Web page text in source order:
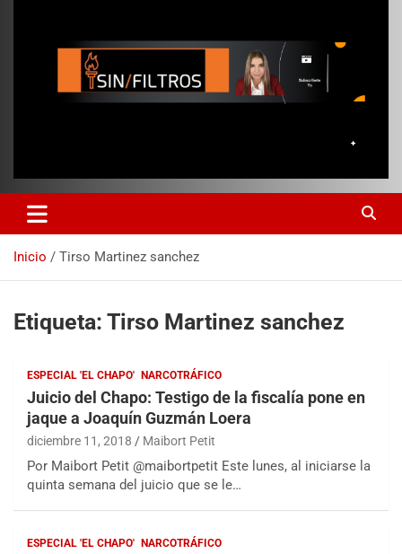
Inicio Tirso Martinez sanchez
Etiqueta: Tirso Martinez sanchez
ESPECIAL 'EL CHAPO' NARCOTRÁFICO
Juicio del Chapo: Testigo de la fiscalía pone en
jaque a Joaquín Guzmán Loera
diciembre 11, 2018 Maibort Petit
Por Maibort Petit @maibortpetit Este lunes, al iniciarse la
quinta semana del juicio que se le…
ESPECIAL 'EL CHAPO' NARCOTRÁFICO